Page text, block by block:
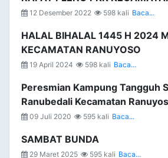
12 Desember 2022 598 kali Baca...
HALAL BIHALAL 1445 H 2024
KECAMATAN RANUYOSO
19 April 2024 598 kali Baca...
Peresmian Kampung Tangguh
Ranubedali Kecamatan
09 Juli 2020 595 kali Baca...
SAMBAT BUNDA
29 Maret 2025 595 kali Baca...